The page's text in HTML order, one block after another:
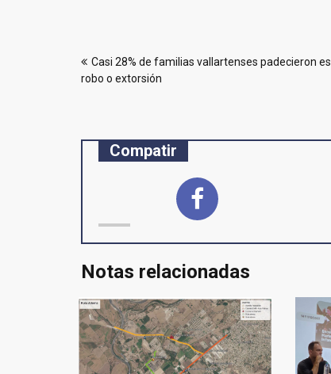
deCasi 28% de familias vallartenses padecieron
robo o extorsión
Compatir
Notas relacionadas